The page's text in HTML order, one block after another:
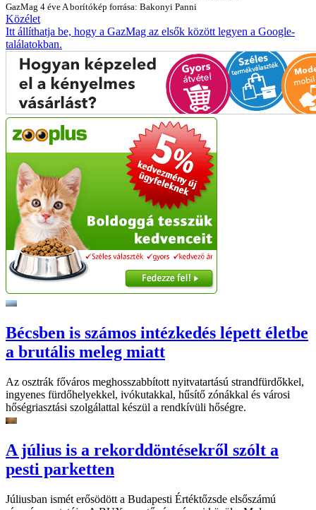
GazMag 4 éve A borítókép forrása: Bakonyi Panni
Közélet
Itt állíthatja be, hogy a GazMag az elsők között legyen a Google-
találatokban.
Bécsben is számos intézkedés lépett életbe
a brutális meleg miatt
Az osztrák főváros meghosszabbított nyitvatartású strandfürdőkkel,
ingyenes fürdőhelyekkel, ivókutakkal, hűsítő zónákkal és városi
hőségriasztási szolgálattal készül a rendkívüli hőségre.
A július is a rekorddöntésekről szólt a
pesti parketten
Júliusban ismét erősödött a Budapesti Értéktőzsde elsőszámú